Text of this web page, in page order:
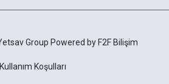
Group Powered by F2F Bilişim
Kullanım Koşulları